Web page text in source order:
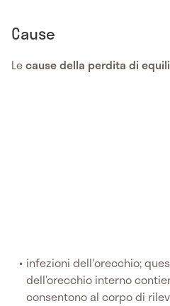
Cause
Lecause della perdita di
infezioni dell'orecchio;
dell’orecchio interno
consentono al corpo di